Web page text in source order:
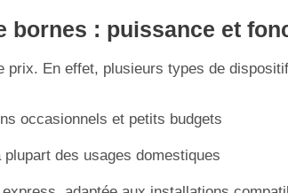
bornes : puissance et
prix. En effet, plusieurs types de
occasionnels et petits budgets
des usages domestiques